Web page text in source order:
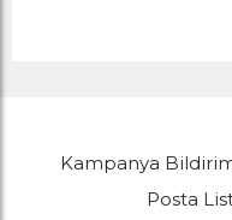
Kampanya
Posta